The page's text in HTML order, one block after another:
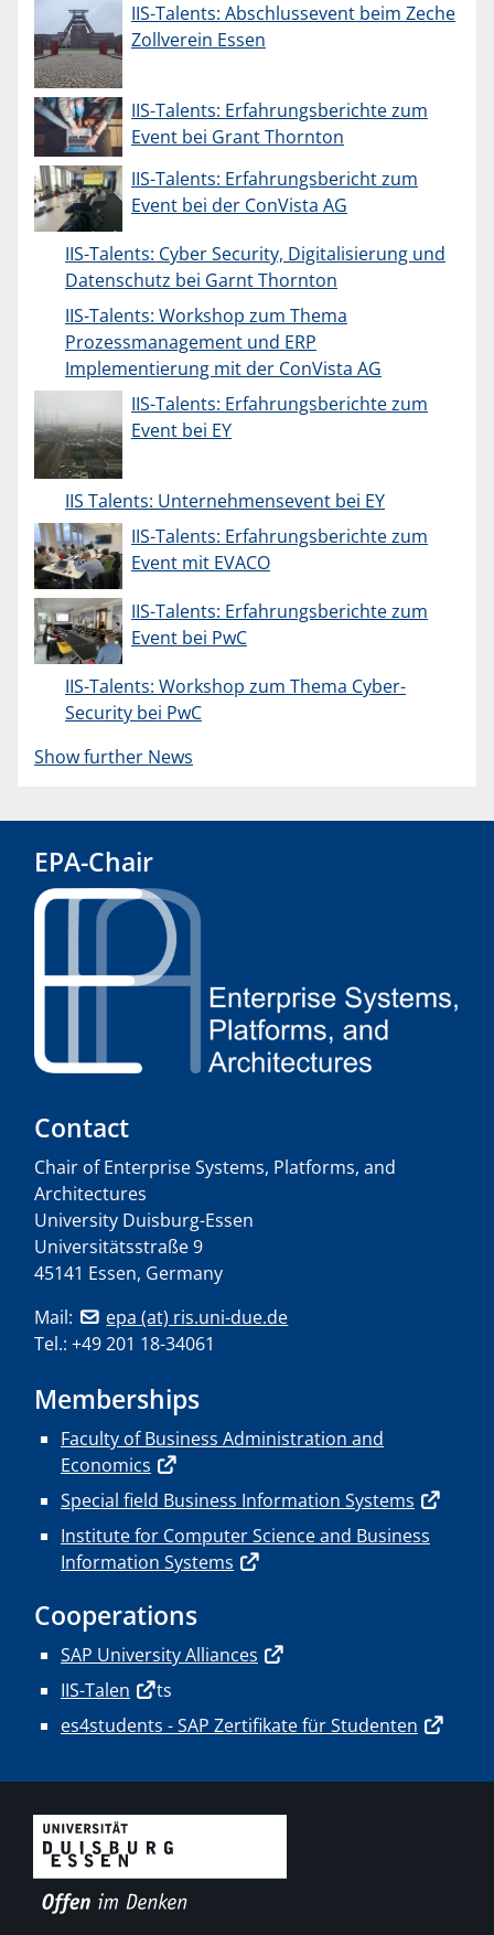
IIS-Talents: Abschlussevent beim Zeche
Zollverein Essen
IIS-Talents: Erfahrungsberichte zum
Event bei Grant Thornton
IIS-Talents: Erfahrungsbericht zum
Event bei der ConVista AG
IIS-Talents: Cyber Security, Digitalisierung und
Datenschutz bei Garnt Thornton
IIS-Talents: Workshop zum Thema
Prozessmanagement und ERP
Implementierung mit der ConVista AG
IIS-Talents: Erfahrungsberichte zum
Event bei EY
IIS Talents: Unternehmensevent bei EY
IIS-Talents: Erfahrungsberichte zum
Event mit EVACO
IIS-Talents: Erfahrungsberichte zum
Event bei PwC
IIS-Talents: Workshop zum Thema Cyber-
Security bei PwC
Show further News
EPA-Chair
Contact
Chair of Enterprise Systems, Platforms, and
Architectures
University Duisburg-Essen
Universitätsstraße 9
45141 Essen, Germany
Mail:
epa (at) ris.uni-due.de
Tel.: +49 201 18-34061
Memberships
Faculty of Business Administration and
Economics
Special field Business Information Systems
Institute for Computer Science and Business
Information Systems
Cooperations
SAP University Alliances
IIS-Talen
ts
es4students - SAP Zertifikate für Studenten